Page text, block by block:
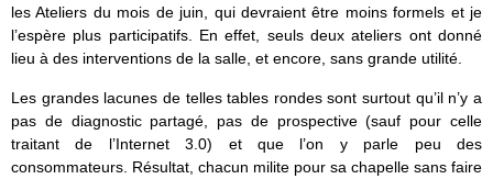
les Ateliers du mois de juin, qui devraient être moins formels et je
l’espère plus participatifs. En effet, seuls deux ateliers ont donné
lieu à des interventions de la salle, et encore, sans grande utilité.
Les grandes lacunes de telles tables rondes sont surtout qu’il n’y a
pas de diagnostic partagé, pas de prospective (sauf pour celle
traitant de l’Internet 3.0) et que l’on y parle peu des
consommateurs. Résultat, chacun milite pour sa chapelle sans faire